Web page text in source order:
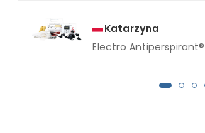
Katarzyna
Electro